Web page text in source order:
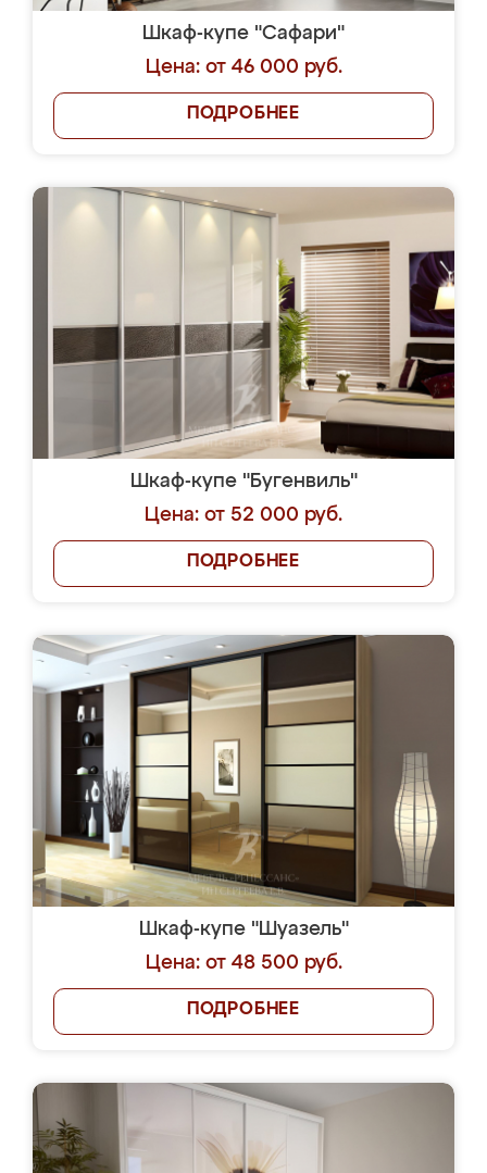
Шкаф-купе "Сафари"
Цена: от 46 000 руб.
ПОДРОБНЕЕ
Шкаф-купе "Бугенвиль"
Цена: от 52 000 руб.
ПОДРОБНЕЕ
Шкаф-купе "Шуазель"
Цена: от 48 500 руб.
ПОДРОБНЕЕ